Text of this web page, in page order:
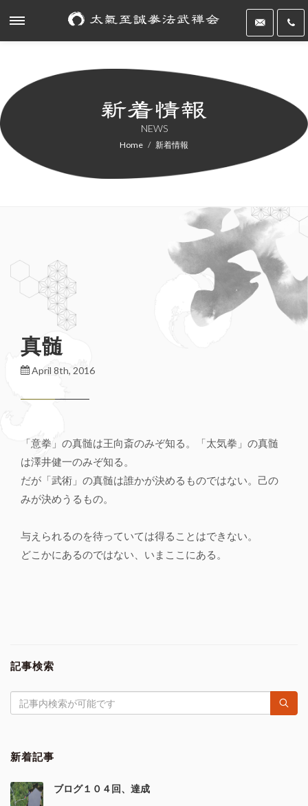
NEWS
Home 新着情報
真髄
April 8th, 2016
「意拳」の真髄は王向斎のみぞ知る。「太気拳」の真髄
は澤井健一のみぞ知る。
だが「武術」の真髄は誰かが決めるものではない。己の
みが決めうるもの。
与えられるのを待っていては得ることはできない。
どこかにあるのではない、いまここにある。
記事検索
新着記事
ブログ１０４回、達成